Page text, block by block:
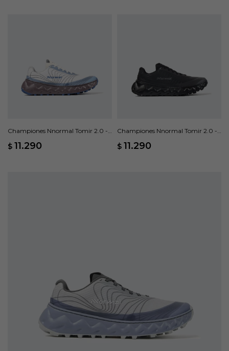
Championes Nnormal Tomir 2.0 -
$ 11.290
Championes Nnormal Tomir 2.0 -
$ 11.290